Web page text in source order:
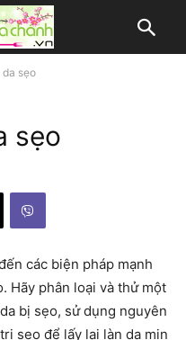
da sẹo
sẹo
các biện pháp mạnh
Hãy phân loại và thử một
bị sẹo, sử dụng nguyên
sẹo để lấy lại làn da mịn